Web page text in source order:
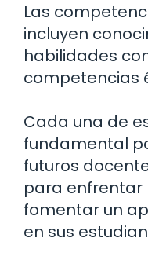
Las
incluyen
habilidades
competencias
Cada una de
fundamental
futuros
para enfrentar
fomentar un
en sus